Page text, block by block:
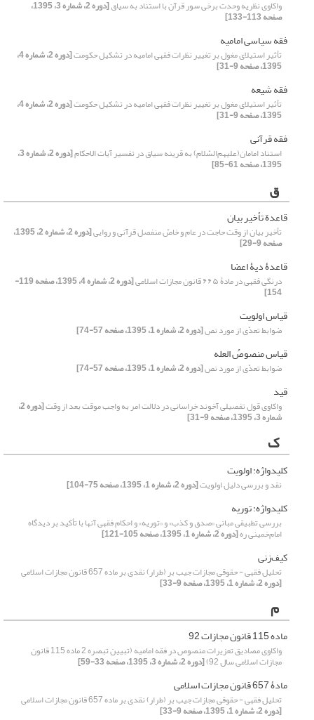
واکاوی نظریه وحدت برخی سور قرآن با استناد به سیاق [دوره 2، شماره 3، 1395،
صفحه 113-133]
فقه سیاسی امامیه
تأثیر استیلای مغول بر تغییر نظرات فقهی امامیه در تشکیل حکومت [دوره 2، شماره 4،
1395، صفحه 9-31]
فقه شیعه
تأثیر استیلای مغول بر تغییر نظرات فقهی امامیه در تشکیل حکومت [دوره 2، شماره 4،
1395، صفحه 9-31]
فقه قرآنی
استناد امامان(علیهم‌السّلام) به قرینه سیاق در تفسیر آیات الاحکام [دوره 2، شماره 3،
1395، صفحه 61-85]
ق
قاعدة تأخیر بیان
تأخیر بیان از وقت حاجت در عام و خاصّ منفصل قرآنی و روایی [دوره 2، شماره 2، 1395،
صفحه 9-29]
قاعدۀ دیۀ اعضا
درنگی فقهی در مادۀ ۶۶۵ قانون مجازات اسلامی [دوره 2، شماره 4، 1395، صفحه 119-
154]
قیاس اولویت
ضوابط تعدّی از مورد نص[دوره 2، شماره 1، 1395، صفحه 57-74]
قیاس منصوصُ العله
ضوابط تعدّی از مورد نص[دوره 2، شماره 1، 1395، صفحه 57-74]
قید
واکاوی قول تفصیلی آخوند خراسانی در دلالت امر به واجب موقت بعد از وقت [دوره 2،
شماره 3، 1395، صفحه 9-31]
ک
کلیدواژه: اولویت
نقد و بررسی دلیل اولویت[دوره 2، شماره 1، 1395، صفحه 75-104]
کلیدواژه: توریه
بررسی تطبیقی مبانیِ «صدق و کذب» و «توریه» و احکام فقهی آنها با تأکید بر دیدگاه
امام‌خمینی ره[دوره 2، شماره 1، 1395، صفحه 105-121]
کیف‌زنی
تحلیل فقهی - حقوقی مجازات جیب بر (طرار) نقدی بر ماده 657 قانون مجازات اسلامی
[دوره 2، شماره 1، 1395، صفحه 9-33]
م
ماده 115 قانون مجازات 92
واکاوی مصادیق تعزیرات منصوص در فقه امامیه (تبیین تبصره 2 ماده 115 قانون
مجازات اسلامی سال 92) [دوره 2، شماره 3، 1395، صفحه 33-59]
مادۀ 657 قانون مجازات اسلامی
تحلیل فقهی - حقوقی مجازات جیب بر (طرار) نقدی بر ماده 657 قانون مجازات اسلامی
[دوره 2، شماره 1، 1395، صفحه 9-33]